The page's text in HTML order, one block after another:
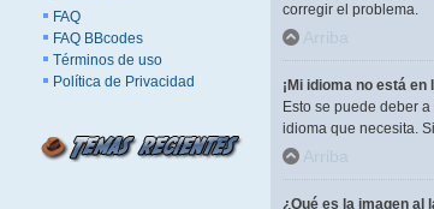
FAQ
FAQ BBcodes
Términos de uso
Política de Privacidad
corregir el problema.
Arriba
¡Mi idioma no está en
Esto se puede deber
idioma que necesita.
Arriba
¿Qué es la imagen al